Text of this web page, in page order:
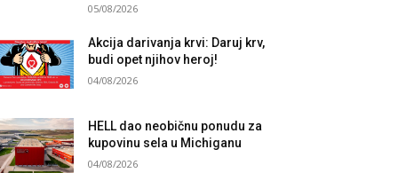
05/08/2026
Akcija darivanja krvi: Daruj krv,
budi opet njihov heroj!
04/08/2026
HELL dao neobičnu ponudu za
kupovinu sela u Michiganu
04/08/2026